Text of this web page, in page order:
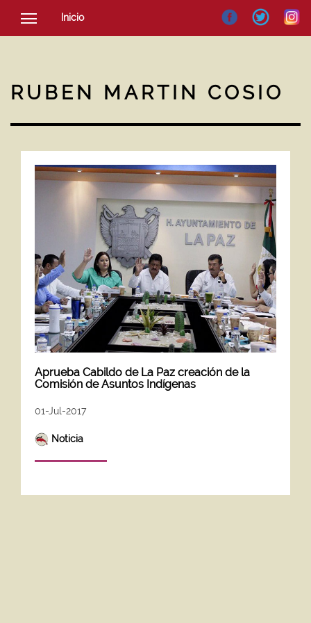
Inicio
SOCIEDAD
NOTICIAS
RUBEN MARTIN COSIO
Aprueba Cabildo de La Paz creación de la
Comisión de Asuntos Indígenas
01-Jul-2017
Noticia